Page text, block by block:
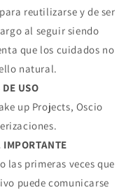
reutilizarse y de ser
al seguir siendo
que los cuidados no
natural.
USO
up Projects, Oscio
las primeras veces que
puede comunicarse
a meses